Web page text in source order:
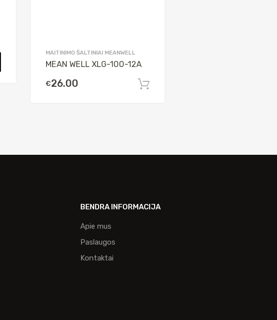
MAITINIMO ŠALTINIAI MEANWELL
MEAN WELL XLG-100-12A
€26.00
BENDRA INFORMACIJA
Apie mus
Paslaugos
Kontaktai